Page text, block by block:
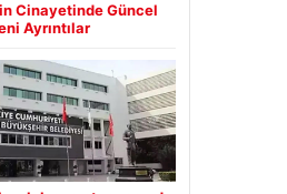
Cinayetinde Güncel
Ayrıntılar